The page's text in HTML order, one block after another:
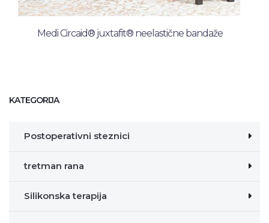
Medi Circaid® juxtafit® neelastične bandaže
KATEGORIJA
Postoperativni steznici
tretman rana
Silikonska terapija